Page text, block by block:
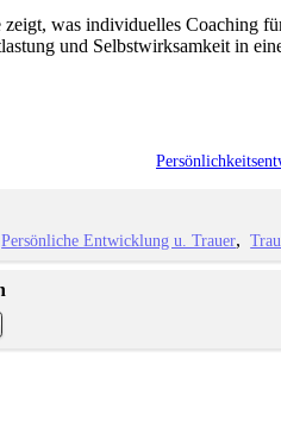
zeigt, was individuelles Coaching
und Selbstwirksamkeit in
Persönliche Entwicklung u. Trauer